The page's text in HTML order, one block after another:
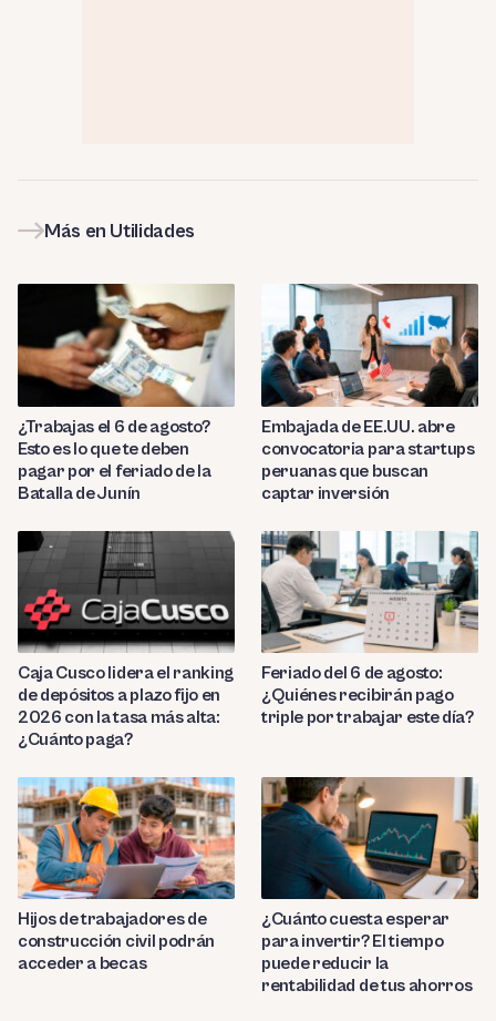
Más en Utilidades
¿Trabajas el 6 de agosto?
Esto es lo que te deben
pagar por el feriado de la
Batalla de Junín
Embajada de EE.UU. abre
convocatoria para startups
peruanas que buscan
captar inversión
Caja Cusco lidera el ranking
de depósitos a plazo fijo en
2026 con la tasa más alta:
¿Cuánto paga?
Feriado del 6 de agosto:
¿Quiénes recibirán pago
triple por trabajar este día?
Hijos de trabajadores de
construcción civil podrán
acceder a becas
¿Cuánto cuesta esperar
para invertir? El tiempo
puede reducir la
rentabilidad de tus ahorros